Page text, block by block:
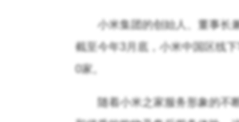
小米集团的创始人、董事长
截至今年3月底，小米中国区线
0家。
随着小米之家服务形象的不